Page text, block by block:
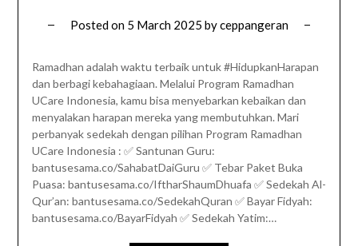
Posted on 5 March 2025 byceppangeran
Ramadhan adalah waktu terbaik untuk #HidupkanHarapan
dan berbagi kebahagiaan. Melalui Program Ramadhan
UCare Indonesia, kamu bisa menyebarkan kebaikan dan
menyalakan harapan mereka yang membutuhkan. Mari
perbanyak sedekah dengan pilihan Program Ramadhan
UCare Indonesia : ✅ Santunan Guru:
bantusesama.co/SahabatDaiGuru ✅ Tebar Paket Buka
Puasa: bantusesama.co/IftharShaumDhuafa ✅ Sedekah Al-
Qur’an: bantusesama.co/SedekahQuran ✅ Bayar Fidyah:
bantusesama.co/BayarFidyah ✅ Sedekah Yatim:…